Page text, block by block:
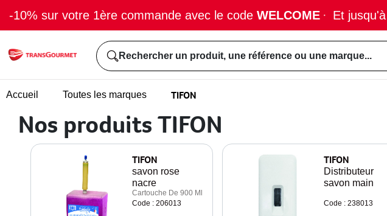
-10% sur votre 1ère commande avec le code WELCOME · Et jusqu'à
Rechercher un produit, une référence ou une marque...
Accueil Toutes les marques TIFON
Nos produits TIFON
TIFON
savon rose
nacre
Cartouche De 900 Ml
Code : 206013
TIFON
Distributeur
savon main
Code : 238013